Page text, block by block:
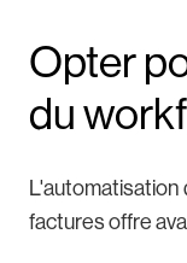
Opter
du
L'automatisation
factures offre